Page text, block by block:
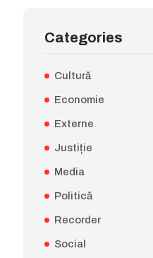
Categories
Cultură
Economie
Externe
Justiție
Media
Politică
Recorder
Social